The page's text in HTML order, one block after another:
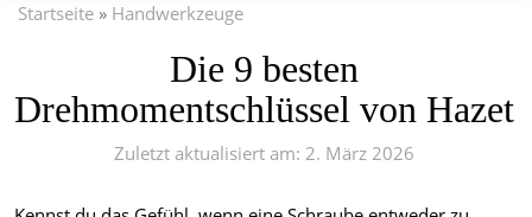
Startseite Handwerkzeuge
Die 9 besten
Drehmomentschlüssel von Hazet
Zuletzt aktualisiert am: 2. März 2026